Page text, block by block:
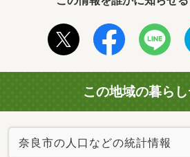
この地域の暮ら
奈良市の人口などの統計情報